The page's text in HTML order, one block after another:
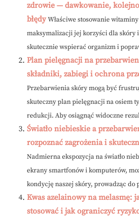
zdrowie — dawkowanie,
błędy Właściwe stosowanie
maksymalizacji jej korzyści dla skóry
skutecznie wspierać organizm i
Plan pielęgnacji na
składniki, zabiegi i ochrona
Przebarwienia skóry mogą być
skuteczny plan pielęgnacji na osiem
redukcji. Aby osiągnąć widoczne
Światło niebieskie a
rozpoznać zagrożenia i
Nadmierna ekspozycja na światło
ekrany smartfonów i komputerów,
kondycję naszej skóry, prowadząc do
Kwas azelainowy na melasmę:
stosować i jak ograniczyć